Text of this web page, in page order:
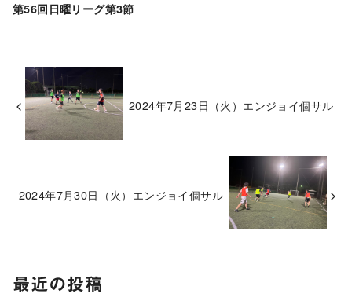
第56回日曜リーグ第3節
2024年7月23日（火）エンジョイ個サル
2024年7月30日（火）エンジョイ個サル
最近の投稿